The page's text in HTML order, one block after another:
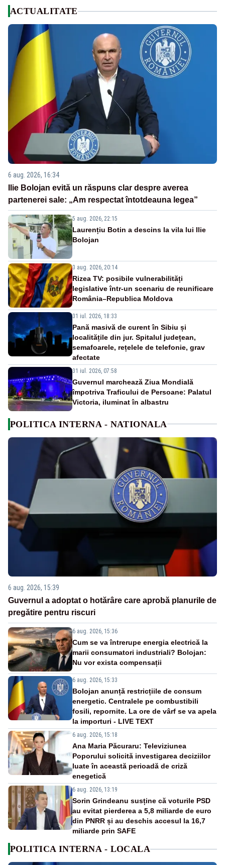
ACTUALITATE
6 aug. 2026, 16:34
Ilie Bolojan evită un răspuns clar despre averea
partenerei sale: „Am respectat întotdeauna legea”
5 aug. 2026, 22:15
Laurențiu Botin a descins la vila lui Ilie
Bolojan
3 aug. 2026, 20:14
Rizea TV: posibile vulnerabilități
legislative într-un scenariu de reunificare
România–Republica Moldova
31 iul. 2026, 18:33
Pană masivă de curent în Sibiu și
localitățile din jur. Spitalul județean,
semafoarele, rețelele de telefonie, grav
afectate
31 iul. 2026, 07:58
Guvernul marchează Ziua Mondială
împotriva Traficului de Persoane: Palatul
Victoria, iluminat în albastru
POLITICA INTERNA - NATIONALA
6 aug. 2026, 15:39
Guvernul a adoptat o hotărâre care aprobă planurile de
pregătire pentru riscuri
6 aug. 2026, 15:36
Cum se va întrerupe energia electrică la
marii consumatori industriali? Bolojan:
Nu vor exista compensații
6 aug. 2026, 15:33
Bolojan anunță restricțiile de consum
energetic. Centralele pe combustibili
fosili, repornite. La ore de vârf se va apela
la importuri - LIVE TEXT
6 aug. 2026, 15:18
Ana Maria Păcuraru: Televiziunea
Poporului solicită investigarea deciziilor
luate în această perioadă de criză
enegetică
6 aug. 2026, 13:19
Sorin Grindeanu susține că voturile PSD
au evitat pierderea a 5,8 miliarde de euro
din PNRR și au deschis accesul la 16,7
miliarde prin SAFE
POLITICA INTERNA - LOCALA